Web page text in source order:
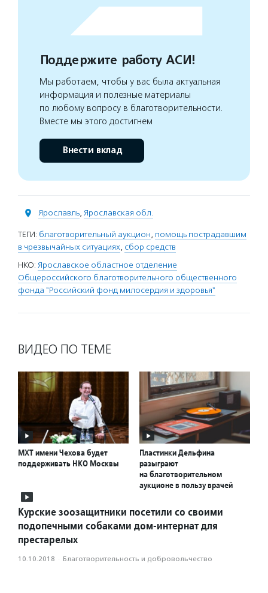
Поддержите работу АСИ!
Мы работаем, чтобы у вас была актуальная
информация и полезные материалы
по любому вопросу в благотворительности.
Вместе мы этого достигнем
Внести вклад
Ярославль, Ярославская обл.
ТЕГИ: благотворительный аукцион, помощь пострадавшим
в чрезвычайных ситуациях, сбор средств
НКО: Ярославское областное отделение
Общероссийского благотворительного общественного
фонда "Российский фонд милосердия и здоровья"
ВИДЕО ПО ТЕМЕ
МХТ имени Чехова будет
поддерживать НКО Москвы
Пластинки Дельфина
разыграют
на благотворительном
аукционе в пользу врачей
Курские зоозащитники посетили со своими
подопечными собаками дом-интернат для
престарелых
10.10.2018 · Благотвори­тель­ность и доброволь­чест­во